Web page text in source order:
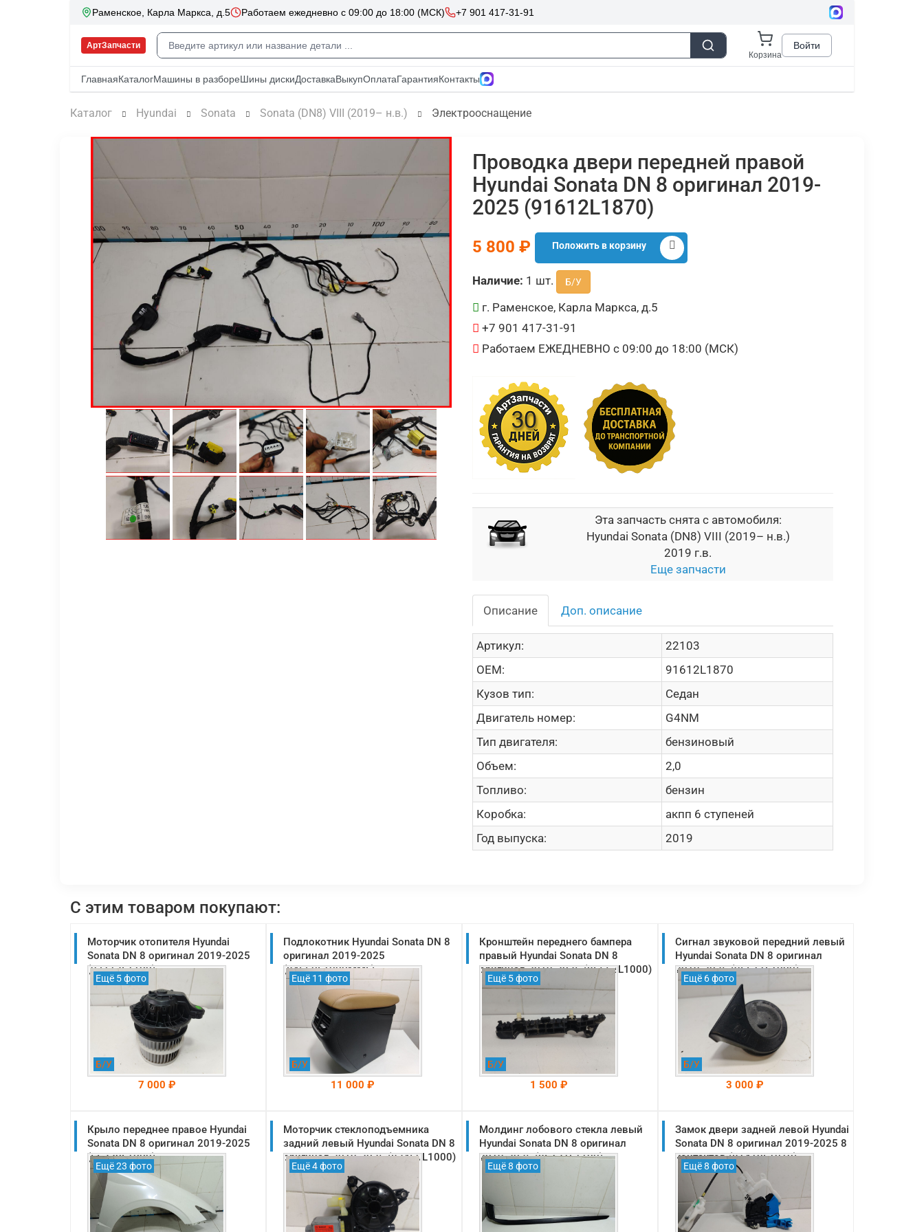
Каталог Hyundai Sonata Sonata (DN8) VIII (2019– н.в.) Электрооснащение
Проводка двери передней правой
Hyundai Sonata DN 8 оригинал 2019-
2025 (91612L1870)
5 800 ₽ Положить в корзину
Наличие: 1 шт. Б/У
г. Раменское, Карла Маркса, д.5
+7 901 417-31-91
Работаем ЕЖЕДНЕВНО с 09:00 до 18:00 (МСК)
Эта запчасть снята с автомобиля:
Hyundai Sonata (DN8) VIII (2019– н.в.)
2019 г.в.
Еще запчасти
Описание Доп. описание
Артикул:
22103
OEM:
91612L1870
Кузов тип:
Седан
Двигатель номер:
G4NM
Тип двигателя:
бензиновый
Объем:
2,0
Топливо:
бензин
Коробка:
акпп 6 ступеней
Год выпуска:
2019
С этим товаром покупают:
Моторчик отопителя Hyundai
Sonata DN 8 оригинал 2019-2025
(97113L1100)
Ещё 5 фото
Б/У
7 000 ₽
На складе: Раменское
-->
Подлокотник Hyundai Sonata DN 8
оригинал 2019-2025
(84660L1000MMF)
Ещё 11 фото
Б/У
11 000 ₽
На складе: Раменское
-->
Кронштейн переднего бампера
правый Hyundai Sonata DN 8
оригинал 2019-2025 (86552L1000)
Ещё 5 фото
Б/У
1 500 ₽
На складе: Раменское
-->
Сигнал звуковой передний левый
Hyundai Sonata DN 8 оригинал
2019-2025 (96611L1000)
Ещё 6 фото
Б/У
3 000 ₽
На складе: Раменское
-->
Крыло переднее правое Hyundai
Sonata DN 8 оригинал 2019-2025
(66320L1000)
Ещё 23 фото
Моторчик стеклоподъемника
задний левый Hyundai Sonata DN 8
оригинал 2019-2025 (83460L1000)
Ещё 4 фото
Молдинг лобового стекла левый
Hyundai Sonata DN 8 оригинал
2019-2025 (86131L1100)
Ещё 8 фото
Замок двери задней левой Hyundai
Sonata DN 8 оригинал 2019-2025 8
контактов (81410L1010)
Ещё 8 фото